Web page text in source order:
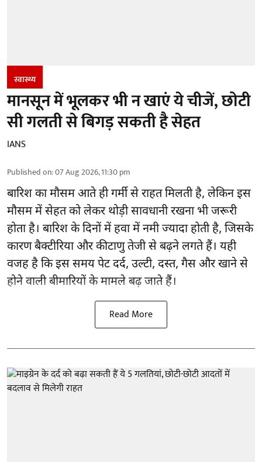
स्वास्थ्य
मानसून में भूलकर भी न खाएं ये चीजें, छोटी
सी गलती से बिगड़ सकती है सेहत
IANS
Published on:07 Aug 2026, 11:30 pm
बारिश का मौसम आते ही गर्मी से राहत मिलती है, लेकिन इस
मौसम में सेहत को लेकर थोड़ी सावधानी रखना भी जरूरी
होता है। बारिश के दिनों में हवा में नमी ज्यादा होती है, जिसके
कारण बैक्टीरिया और कीटाणु तेजी से बढ़ने लगते हैं। यही
वजह है कि इस समय पेट दर्द, उल्टी, दस्त, गैस और खाने से
होने वाली बीमारियों के मामले बढ़ जाते हैं।
Read More